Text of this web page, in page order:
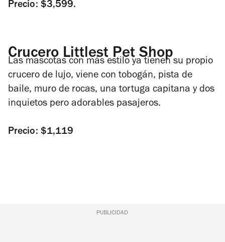
Precio: $3,599.
Crucero Littlest Pet Shop
Las mascotas con más estilo ya tienen su propio
crucero de lujo, viene con tobogán, pista de
baile, muro de rocas, una tortuga capitana y dos
inquietos pero adorables pasajeros.
Precio: $1,119
PUBLICIDAD